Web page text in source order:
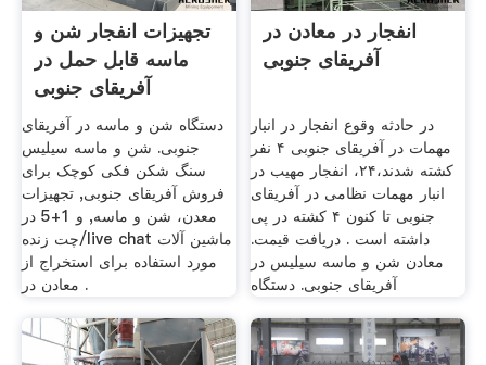
تجهیزات انفجار شن و
ماسه قابل حمل در
آفریقای جنوبی
دستگاه شن و ماسه در آفریقای
جنوبی. شن و ماسه سیلیس
سنگ شکن فکی کوچک برای
فروش آفریقای جنوبی, تجهیزات
معدن، شن و ماسه, و 1+5 در
چت زنده/live chat ماشین آلات
مورد استفاده برای استخراج از
معادن در .
انفجار در معادن در
آفریقای جنوبی
در حادثه وقوع انفجار در انبار
مهمات در آفریقای جنوبی ۴ نفر
کشته شدند،۲۴، انفجار مهیب در
انبار مهمات نظامی در آفریقای
جنوبی تا کنون ۴ کشته در پی
داشته است . دریافت قیمت.
معادن شن و ماسه سیلیس در
آفریقای جنوبی. دستگاه